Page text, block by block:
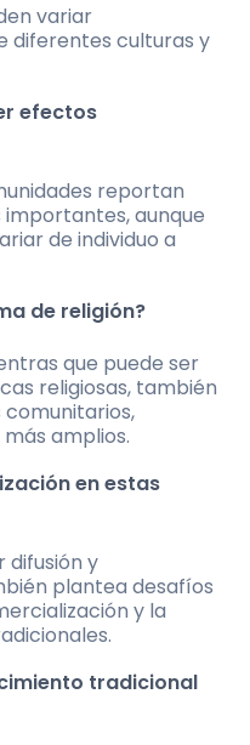
variar
diferentes culturas y
efectos
reportan
aunque
de individuo a
de religión?
que puede ser
religiosas, también
amplios.
en estas
difusión y
plantea desafíos
y la
tradicional